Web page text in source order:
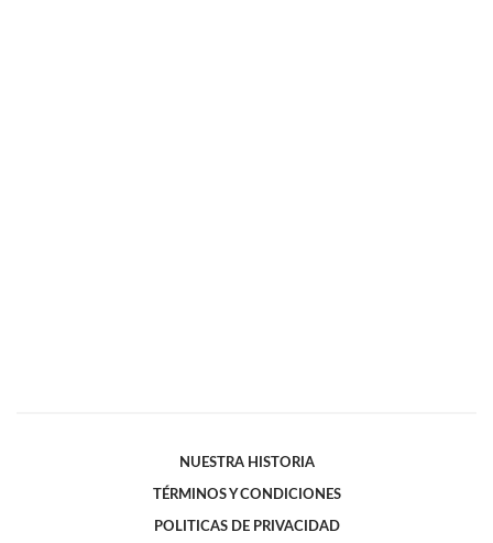
NUESTRA HISTORIA
TÉRMINOS Y CONDICIONES
POLITICAS DE PRIVACIDAD